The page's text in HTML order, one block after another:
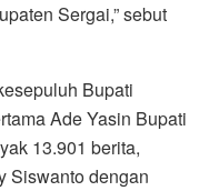
Sergai,” sebut
Bupati
Ade Yasin Bupati
13.901 berita,
Siswanto dengan